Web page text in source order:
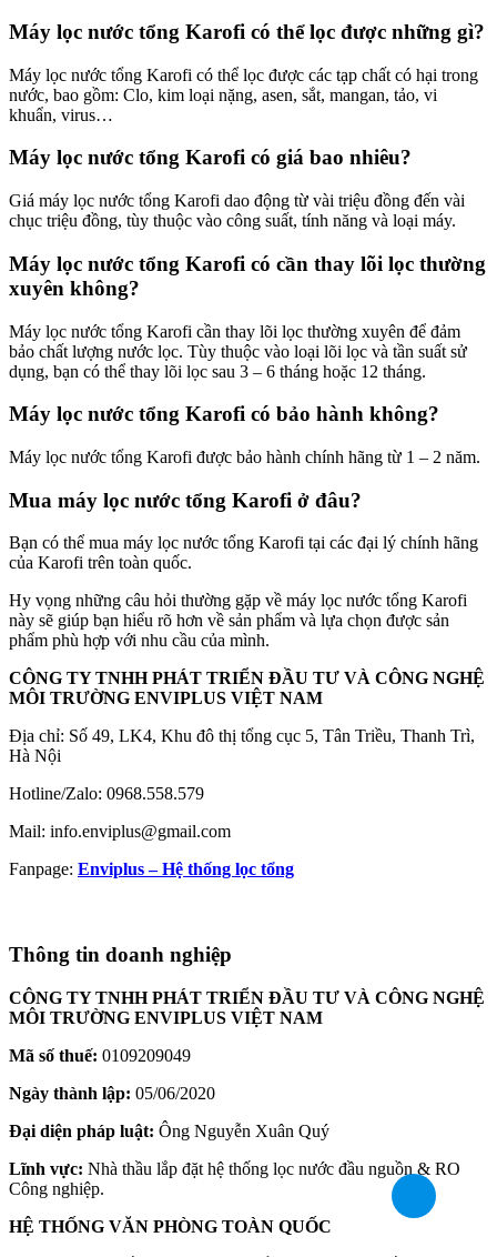
Máy lọc nước tổng Karofi có thể lọc được những gì?
Máy lọc nước tổng Karofi có thể lọc được các tạp chất có hại trong
nước, bao gồm: Clo, kim loại nặng, asen, sắt, mangan, tảo, vi
khuẩn, virus…
Máy lọc nước tổng Karofi có giá bao nhiêu?
Giá máy lọc nước tổng Karofi dao động từ vài triệu đồng đến vài
chục triệu đồng, tùy thuộc vào công suất, tính năng và loại máy.
Máy lọc nước tổng Karofi có cần thay lõi lọc thường
xuyên không?
Máy lọc nước tổng Karofi cần thay lõi lọc thường xuyên để đảm
bảo chất lượng nước lọc. Tùy thuộc vào loại lõi lọc và tần suất sử
dụng, bạn có thể thay lõi lọc sau 3 – 6 tháng hoặc 12 tháng.
Máy lọc nước tổng Karofi có bảo hành không?
Máy lọc nước tổng Karofi được bảo hành chính hãng từ 1 – 2 năm.
Mua máy lọc nước tổng Karofi ở đâu?
Bạn có thể mua máy lọc nước tổng Karofi tại các đại lý chính hãng
của Karofi trên toàn quốc.
Hy vọng những câu hỏi thường gặp về máy lọc nước tổng Karofi
này sẽ giúp bạn hiểu rõ hơn về sản phẩm và lựa chọn được sản
phẩm phù hợp với nhu cầu của mình.
CÔNG TY TNHH PHÁT TRIỂN ĐẦU TƯ VÀ CÔNG NGHỆ
MÔI TRƯỜNG ENVIPLUS VIỆT NAM
Địa chỉ: Số 49, LK4, Khu đô thị tổng cục 5, Tân Triều, Thanh Trì,
Hà Nội
Hotline/Zalo: 0968.558.579
Mail: info.enviplus@gmail.com
Fanpage: Enviplus – Hệ thống lọc tổng
Thông tin doanh nghiệp
CÔNG TY TNHH PHÁT TRIỂN ĐẦU TƯ VÀ CÔNG NGHỆ
MÔI TRƯỜNG ENVIPLUS VIỆT NAM
Mã số thuế: 0109209049
Ngày thành lập: 05/06/2020
Đại diện pháp luật: Ông Nguyễn Xuân Quý
Lĩnh vực: Nhà thầu lắp đặt hệ thống lọc nước đầu nguồn & RO
Công nghiệp.
HỆ THỐNG VĂN PHÒNG TOÀN QUỐC